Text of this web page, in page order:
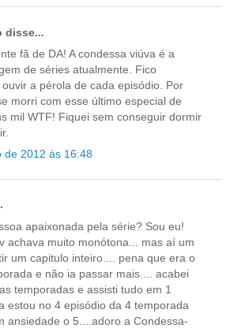
disse...
fã de DA! A condessa viúva é a
de séries atualmente. Fico
a pérola de cada episódio. Por
morri com esse último especial de
mil WTF! Fiquei sem conseguir dormir
de 2012 às 16:48
apaixonada pela série? Sou eu!
achava muito monótona... mas aí um
um capitulo inteiro.... pena que era o
e não ia passar mais.... acabei
temporadas e assisti tudo em 1
estou no 4 episódio da 4 temporada
ansiedade o 5....adoro a Condessa-